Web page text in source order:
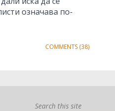
означава по-
COMMENTS (38)